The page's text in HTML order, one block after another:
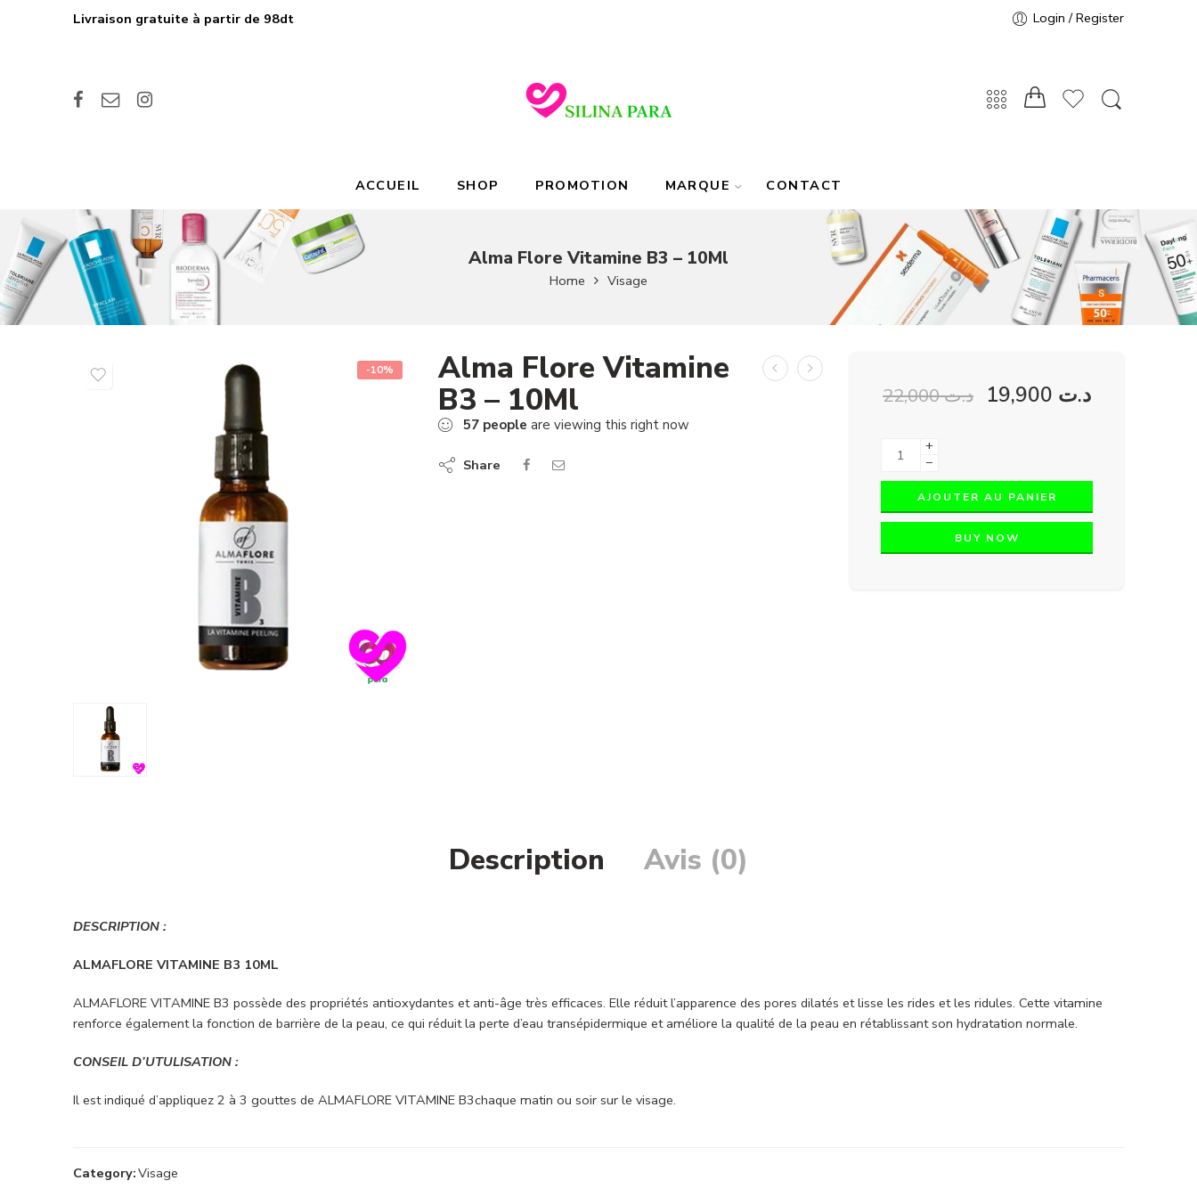
Livraison gratuite à partir de 98dt Login / Register
ACCUEIL SHOP PROMOTION MARQUE CONTACT
Alma Flore Vitamine B3 – 10Ml
Home Visage
-10% Alma Flore Vitamine
B3 – 10Ml
57 people are viewing this right now
Share
د.ت22,000 د.ت
+
−
AJOUTER AU PANIER
BUY NOW
Description Avis (0)
DESCRIPTION :
ALMAFLORE VITAMINE B3 10ML
ALMAFLORE VITAMINE B3 possède des propriétés antioxydantes et anti-âge très efficaces. Elle réduit l’apparence des pores dilatés et lisse les rides et les ridules. Cette vitamine
renforce également la fonction de barrière de la peau, ce qui réduit la perte d’eau transépidermique et améliore la qualité de la peau en rétablissant son hydratation normale.
CONSEIL D’UTULISATION :
Il est indiqué d’appliquez 2 à 3 gouttes de ALMAFLORE VITAMINE B3chaque matin ou soir sur le visage.
Category:Visage